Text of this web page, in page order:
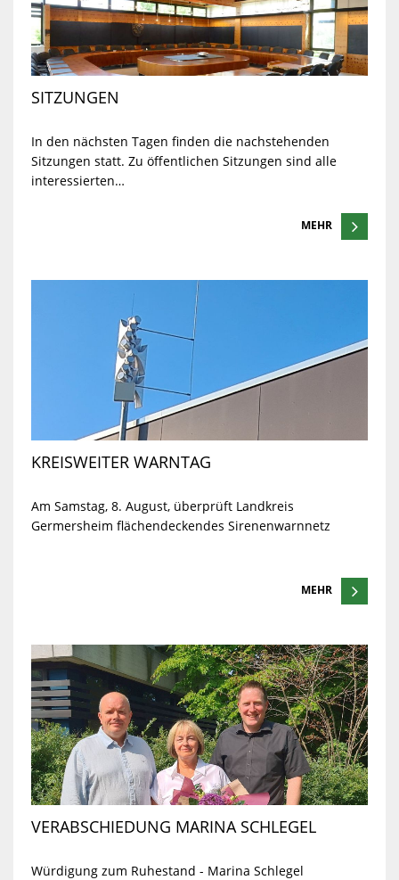
SITZUNGEN
In den nächsten Tagen finden die nachstehenden
Sitzungen statt. Zu öffentlichen Sitzungen sind alle
interessierten…
MEHR
KREISWEITER WARNTAG
Am Samstag, 8. August, überprüft Landkreis
Germersheim flächendeckendes Sirenenwarnnetz
MEHR
VERABSCHIEDUNG MARINA SCHLEGEL
Würdigung zum Ruhestand - Marina Schlegel